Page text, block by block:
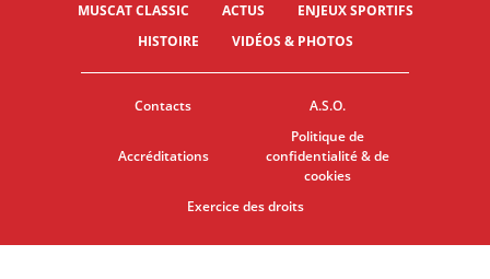
MUSCAT CLASSIC
ACTUS
ENJEUX SPORTIFS
HISTOIRE
VIDÉOS & PHOTOS
Contacts A.S.O.
Accréditations
Politique de
confidentialité & de
cookies
Exercice des droits